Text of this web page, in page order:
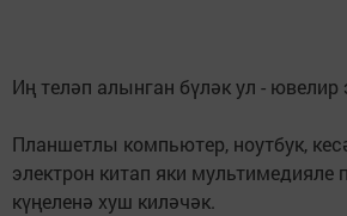
Иң теләп алынган бүләк ул -
Планшетлы компьютер, ноут­бук,
электрон китап яки мультимедияле
күңеленә хуш киләчәк.